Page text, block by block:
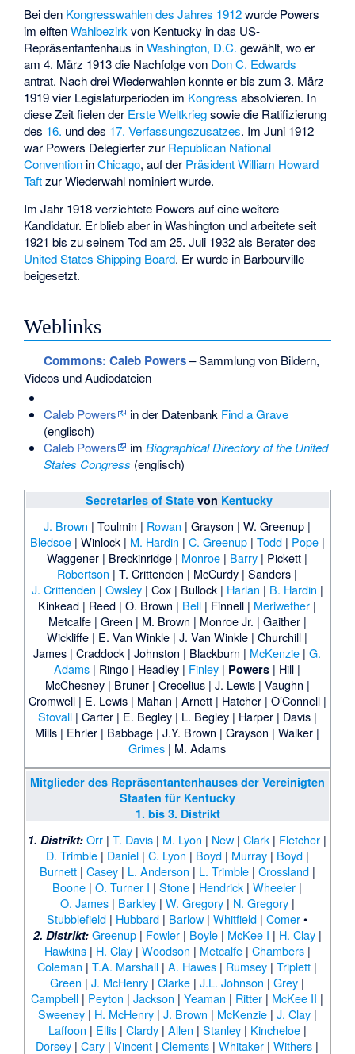
Bei den Kongresswahlen des Jahres 1912wurde Powers
im elftenWahlbezirkvon Kentucky in das US-
Repräsentantenhaus inWashington, D.C. gewählt, wo er
am 4. März 1913 die Nachfolge von Don C. Edwards
antrat. Nach drei Wiederwahlen konnte er bis zum 3. März
1919 vier Legislaturperioden im Kongress absolvieren. In
diese Zeit fielen der Erste Weltkriegsowie die Ratifizierung
des 16. und des 17. Verfassungszusatzes. Im Juni 1912
war Powers Delegierter zur Republican National
Convention inChicago, auf der Präsident William Howard
Taftzur Wiederwahl nominiert wurde.
Im Jahr 1918 verzichtete Powers auf eine weitere
Kandidatur. Er blieb aber in Washington und arbeitete seit
1921 bis zu seinem Tod am 25. Juli 1932 als Berater des
United States Shipping Board. Er wurde in Barbourville
beigesetzt.
Weblinks
Commons: Caleb Powers– Sammlung von Bildern,
Videos und Audiodateien
Caleb Powers in der Datenbank Find a Grave
(englisch)
Caleb Powers
im Biographical Directory of the United
States Congress (englisch)
Secretaries of State von Kentucky
J. Brown |Toulmin | Rowan |Grayson |W. Greenup |
Bledsoe| Winlock| M. Hardin | C. Greenup| Todd| Pope|
Waggener | Breckinridge | Monroe | Barry | Pickett |
Robertson |T. Crittenden | McCurdy |Sanders |
J. Crittenden | Owsley| Cox| Bullock| Harlan | B. Hardin |
Kinkead | Reed |O. Brown | Bell | Finnell | Meriwether |
Metcalfe| Green | M. Brown | Monroe Jr. | Gaither|
Wickliffe | E. Van Winkle |J. Van Winkle |Churchill |
James |Craddock |Johnston | Blackburn | McKenzie |G.
Adams | Ringo | Headley | Finley | Powers | Hill |
McChesney| Bruner| Crecelius| J. Lewis| Vaughn |
Cromwell| E. Lewis| Mahan | Arnett| Hatcher| O’Connell|
Stovall| Carter| E. Begley| L. Begley| Harper| Davis|
Mills | Ehrler | Babbage |J.Y. Brown |Grayson |Walker |
Grimes | M. Adams
Mitglieder des Repräsentantenhauses der Vereinigten
Staaten für Kentucky
1. bis 3. Distrikt
1. Distrikt: Orr |T. Davis | M. Lyon | New |Clark | Fletcher |
D. Trimble| Daniel| C. Lyon | Boyd| Murray| Boyd|
Burnett| Casey| L. Anderson | L. Trimble| Crossland|
Boone |O. Turner I |Stone | Hendrick |Wheeler |
O. James| Barkley| W. Gregory| N. Gregory|
Stubblefield | Hubbard | Barlow |Whitfield |Comer•
2. Distrikt: Greenup| Fowler| Boyle| McKee I | H. Clay|
Hawkins| H. Clay| Woodson | Metcalfe| Chambers|
Coleman |T.A. Marshall |A. Hawes | Rumsey |Triplett |
Green |J. McHenry |Clarke |J.L. Johnson |Grey |
Campbell | Peyton |Jackson |Yeaman | Ritter | McKee II |
Sweeney| H. McHenry| J. Brown | McKenzie| J. Clay|
Laffoon | Ellis| Clardy| Allen | Stanley| Kincheloe|
Dorsey |Cary |Vincent |Clements |Whitaker |Withers |